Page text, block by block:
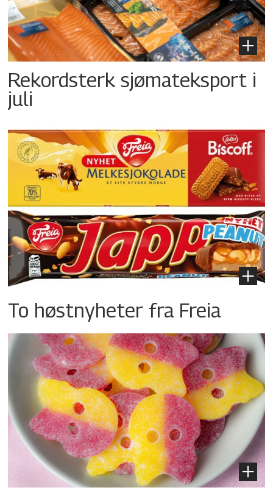
Rekordsterk sjømateksport i
juli
To høstnyheter fra Freia